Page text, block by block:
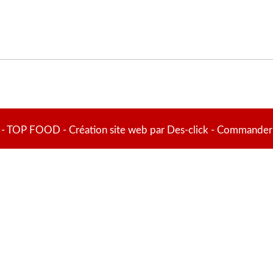
TOP FOOD - Création site web par Des-click -